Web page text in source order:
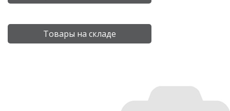
Товары на складе